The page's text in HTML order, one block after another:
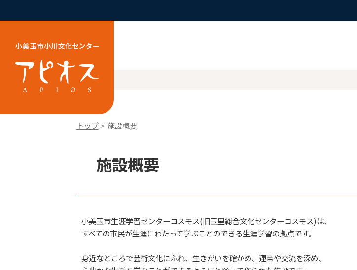
トップ> 施設概要
施設概要
小美玉市生涯学習センターコスモス(旧玉里総合文化センターコスモス)は、
すべての市民が生涯にわたって学ぶことのできる生涯学習の拠点です。
身近なところで芸術文化にふれ、生きがいを確かめ、連帯や交流を深め、